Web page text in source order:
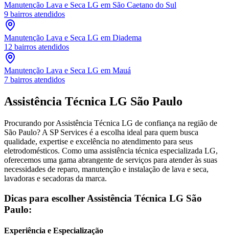
Manutenção Lava e Seca LG em São Caetano do Sul
9 bairros atendidos
Manutenção Lava e Seca LG em Diadema
12 bairros atendidos
Manutenção Lava e Seca LG em Mauá
7 bairros atendidos
Assistência Técnica LG São Paulo
Procurando por Assistência Técnica LG de confiança na região de
São Paulo? A SP Services é a escolha ideal para quem busca
qualidade, expertise e excelência no atendimento para seus
eletrodomésticos. Como uma assistência técnica especializada LG,
oferecemos uma gama abrangente de serviços para atender às suas
necessidades de reparo, manutenção e instalação de lava e seca,
lavadoras e secadoras da marca.
Dicas para escolher Assistência Técnica LG São
Paulo:
Experiência e Especialização